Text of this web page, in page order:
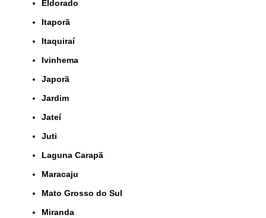
Eldorado
Itaporã
Itaquiraí
Ivinhema
Japorã
Jardim
Jateí
Juti
Laguna Carapã
Maracaju
Mato Grosso do Sul
Miranda